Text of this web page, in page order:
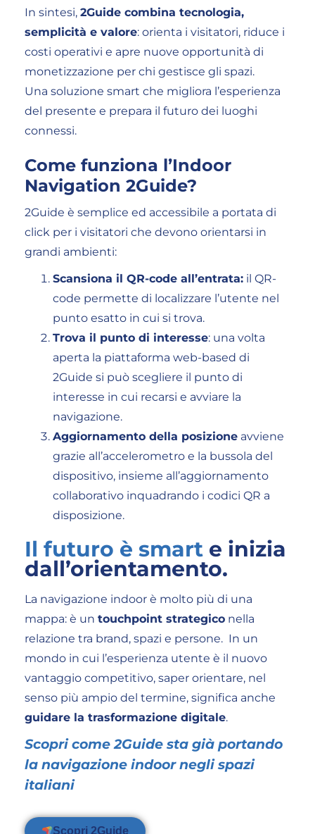
In sintesi, 2Guide combina tecnologia,
semplicità e valore: orienta i visitatori, riduce i
costi operativi e apre nuove opportunità di
monetizzazione per chi gestisce gli spazi.
Una soluzione smart che migliora l’esperienza
del presente e prepara il futuro dei luoghi
connessi.
Come funziona l’Indoor
Navigation 2Guide?
2Guide è semplice ed accessibile a portata di
click per i visitatori che devono orientarsi in
grandi ambienti:
Scansiona il QR-code all’entrata: il QR-
code permette di localizzare l’utente nel
punto esatto in cui si trova.
Trova il punto di interesse: una volta
aperta la piattaforma web-based di
2Guide si può scegliere il punto di
interesse in cui recarsi e avviare la
navigazione.
Aggiornamento della posizione avviene
grazie all’accelerometro e la bussola del
dispositivo, insieme all’aggiornamento
collaborativo inquadrando i codici QR a
disposizione.
Il futuro è smart e inizia
dall’orientamento.
La navigazione indoor è molto più di una
mappa: è un touchpoint strategico nella
relazione tra brand, spazi e persone. In un
mondo in cui l’esperienza utente è il nuovo
vantaggio competitivo, saper orientare, nel
senso più ampio del termine, significa anche
guidare la trasformazione digitale.
Scopri come 2Guide sta già portando
la navigazione indoor negli spazi
italiani
Scopri 2Guide